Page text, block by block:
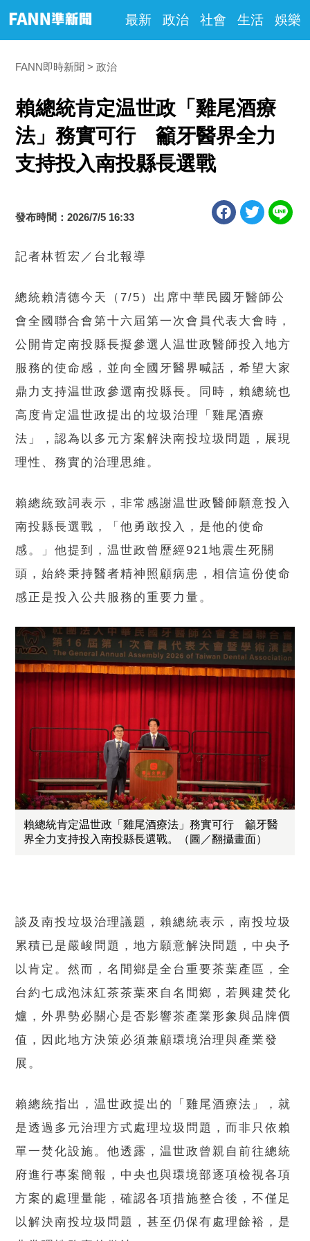
最新 政治 社會 生活 娛樂
FANN即時新聞 政治
賴總統肯定温世政「雞尾酒療
法」務實可行 籲牙醫界全力
支持投入南投縣長選戰
發布時間：2026/7/5 16:33
記者林哲宏／台北報導
總統賴清德今天（7/5）出席中華民國牙醫師公
會全國聯合會第十六屆第一次會員代表大會時，
公開肯定南投縣長擬參選人温世政醫師投入地方
服務的使命感，並向全國牙醫界喊話，希望大家
鼎力支持温世政參選南投縣長。同時，賴總統也
高度肯定温世政提出的垃圾治理「雞尾酒療
法」，認為以多元方案解決南投垃圾問題，展現
理性、務實的治理思維。
賴總統致詞表示，非常感謝温世政醫師願意投入
南投縣長選戰，「他勇敢投入，是他的使命
感。」他提到，温世政曾歷經921地震生死關
頭，始終秉持醫者精神照顧病患，相信這份使命
感正是投入公共服務的重要力量。
賴總統肯定温世政「雞尾酒療法」務實可行 籲牙醫
界全力支持投入南投縣長選戰。（圖／翻攝畫面）
談及南投垃圾治理議題，賴總統表示，南投垃圾
累積已是嚴峻問題，地方願意解決問題，中央予
以肯定。然而，名間鄉是全台重要茶葉產區，全
台約七成泡沫紅茶茶葉來自名間鄉，若興建焚化
爐，外界勢必關心是否影響茶產業形象與品牌價
值，因此地方決策必須兼顧環境治理與產業發
展。
賴總統指出，温世政提出的「雞尾酒療法」，就
是透過多元治理方式處理垃圾問題，而非只依賴
單一焚化設施。他透露，温世政曾親自前往總統
府進行專案簡報，中央也與環境部逐項檢視各項
方案的處理量能，確認各項措施整合後，不僅足
以解決南投垃圾問題，甚至仍保有處理餘裕，是